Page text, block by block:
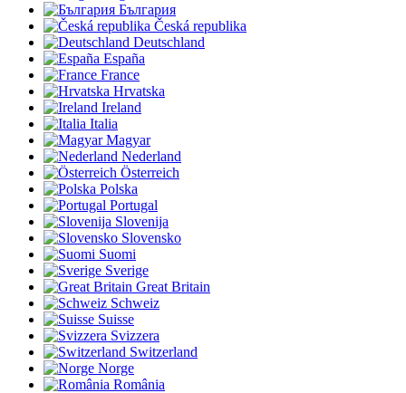
България
Česká republika
Deutschland
España
France
Hrvatska
Ireland
Italia
Magyar
Nederland
Österreich
Polska
Portugal
Slovenija
Slovensko
Suomi
Sverige
Great Britain
Schweiz
Suisse
Svizzera
Switzerland
Norge
România